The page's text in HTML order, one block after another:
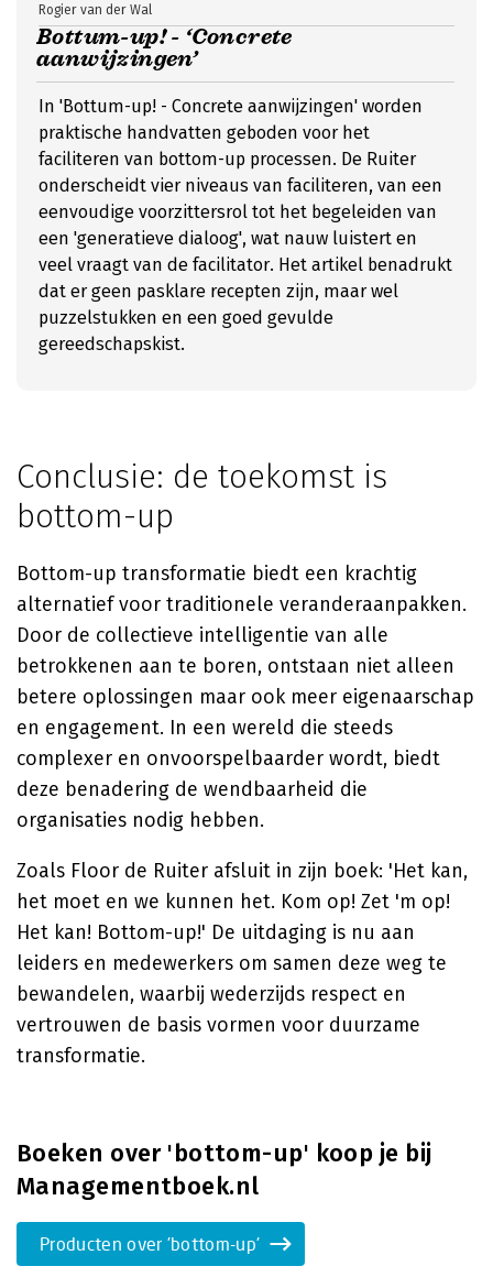
Bottum-up! - ‘Concrete
aanwijzingen’
Rogier van der Wal
In 'Bottum-up! - Concrete aanwijzingen' worden
praktische handvatten geboden voor het
faciliteren van bottom-up processen. De Ruiter
onderscheidt vier niveaus van faciliteren, van een
eenvoudige voorzittersrol tot het begeleiden van
een 'generatieve dialoog', wat nauw luistert en
veel vraagt van de facilitator. Het artikel benadrukt
dat er geen pasklare recepten zijn, maar wel
puzzelstukken en een goed gevulde
gereedschapskist.
Conclusie: de toekomst is
bottom-up
Bottom-up transformatie biedt een krachtig
alternatief voor traditionele veranderaanpakken.
Door de collectieve intelligentie van alle
betrokkenen aan te boren, ontstaan niet alleen
betere oplossingen maar ook meer eigenaarschap
en engagement. In een wereld die steeds
complexer en onvoorspelbaarder wordt, biedt
deze benadering de wendbaarheid die
organisaties nodig hebben.
Zoals Floor de Ruiter afsluit in zijn boek: 'Het kan,
het moet en we kunnen het. Kom op! Zet 'm op!
Het kan! Bottom-up!' De uitdaging is nu aan
leiders en medewerkers om samen deze weg te
bewandelen, waarbij wederzijds respect en
vertrouwen de basis vormen voor duurzame
transformatie.
Boeken over 'bottom-up' koop je bij
Managementboek.nl
Producten over 'bottom-up'